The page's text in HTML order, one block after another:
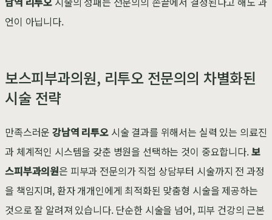
언이 아닙니다.
보스피부과의원, 리투오 전문의의 차별화된
시술 전략
만족스러운강남역 리투오시술 결과를 위해서는 실력 있는 의료진
과 체계적인 시스템을 갖춘 병원을 선택하는 것이 중요합니다.보
스피부과의원은 피부과 전문의가 직접 상담부터 시술까지 전 과정
을 책임지며, 환자 개개인에게 최적화된 맞춤형 시술을 제공하는
것으로 잘 알려져 있습니다. 단순한 시술을 넘어, 피부 건강의 근본